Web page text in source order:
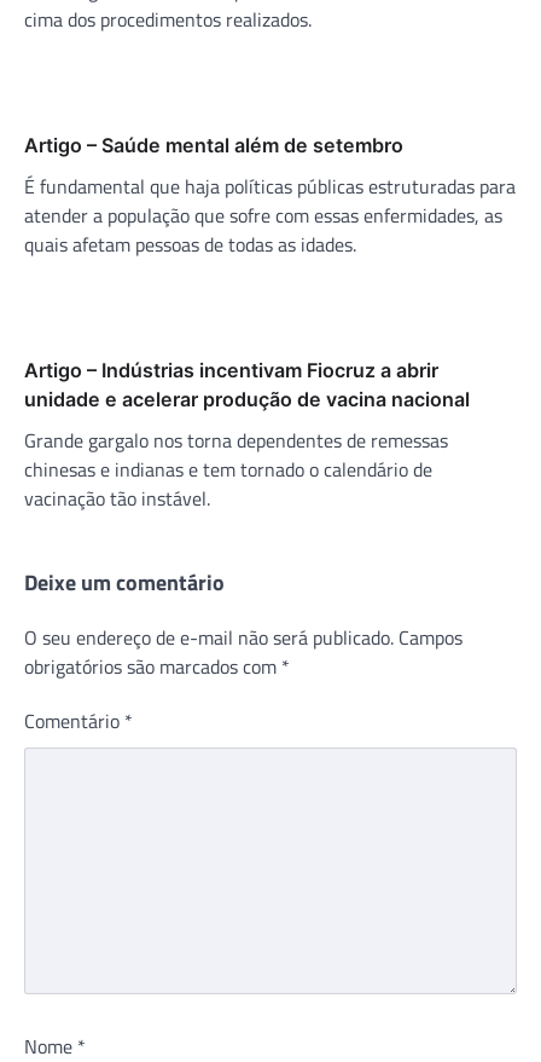
cima dos procedimentos realizados.
Artigo – Saúde mental além de setembro
É fundamental que haja políticas públicas estruturadas para
atender a população que sofre com essas enfermidades, as
quais afetam pessoas de todas as idades.
Artigo – Indústrias incentivam Fiocruz a abrir
unidade e acelerar produção de vacina nacional
Grande gargalo nos torna dependentes de remessas
chinesas e indianas e tem tornado o calendário de
vacinação tão instável.
Deixe um comentário
O seu endereço de e-mail não será publicado. Campos
obrigatórios são marcados com *
Comentário *
Nome *